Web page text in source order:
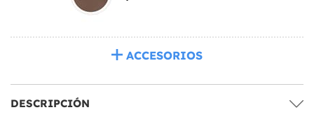
ACCESORIOS
DESCRIPCIÓN